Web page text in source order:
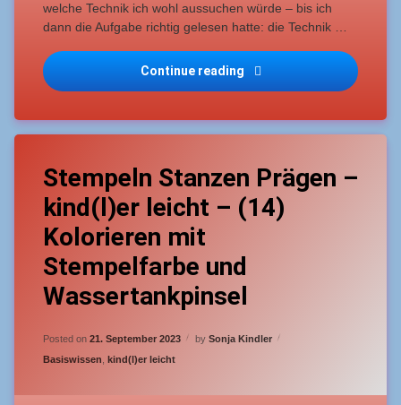
welche Technik ich wohl aussuchen würde – bis ich
dann die Aufgabe richtig gelesen hatte: die Technik …
Continue reading Catch the Sketch #155
Stempeln Stanzen Prägen –
kind(l)er leicht – (14)
Kolorieren mit
Stempelfarbe und
Wassertankpinsel
Posted on 21. September 2023 by Sonja Kindler
Categories:
Basiswissen kind(l)er leicht
Anfänger
leicht
a
Comment
on
Stempeln
Stanzen
Prägen
–
leicht
Kolorieren
mit
und